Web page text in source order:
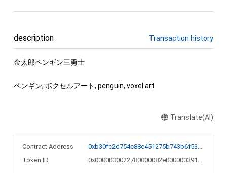
description Transaction history
金太郎ペンギン三勇士
ペンギン, ボクセルアート, penguin, voxel art
Translate(AI)
Contract Address
0xb30fc2d754c88c451275b743b6f530f19f643683
Token ID
0x0000000022780000082e000000391d22